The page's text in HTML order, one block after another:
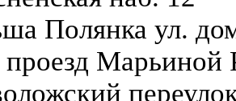
Полянка ул.
проезд Марьиной